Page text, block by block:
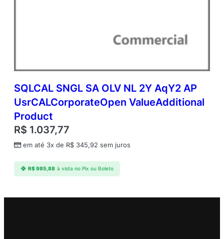
SQLCAL SNGL SA OLV NL 2Y AqY2 AP
UsrCALCorporateOpen ValueAdditional
Product
R$ 1.037,77
em até 3x de R$ 345,92 sem juros
R$985,88 à vista no Pix ou Boleto